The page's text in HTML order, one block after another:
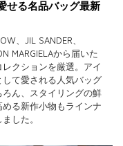
グレー
オレンジ
ピンク
ブルー
せる名品バッグ最新
、JIL SANDER、
MARGIELAから届いた
レクションを厳選。アイ
して愛される人気バッグ
ろん、スタイリングの鮮
める新作小物もラインナ
した。